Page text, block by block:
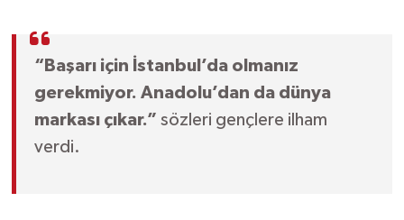
“Başarı için İstanbul’da olmanız
gerekmiyor. Anadolu’dan da dünya
markası çıkar.” sözleri gençlere ilham
verdi.